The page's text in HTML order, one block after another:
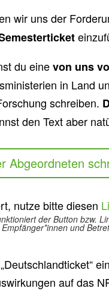
wir uns der
du einevon uns
in Land
schreiben.
den Text aber
Abgeordneten
nutze bitte diesen
der Button bzw.
Empfänger*innen und
auf das